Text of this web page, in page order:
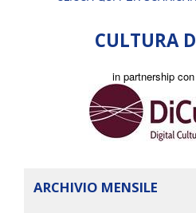
CULTURA
in partnership
ARCHIVIO MENSILE